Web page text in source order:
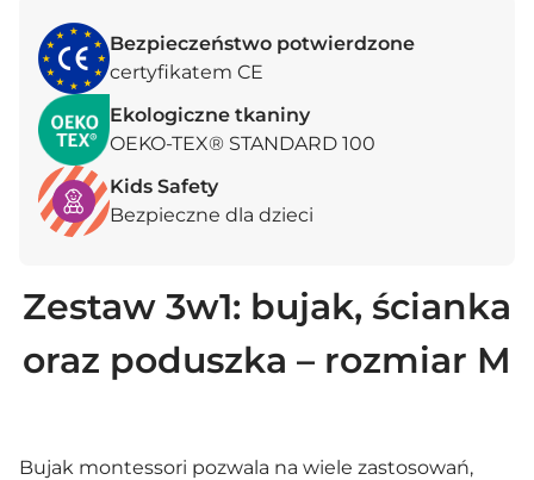
Bezpieczeństwo potwierdzone
certyfikatem CE
Ekologiczne tkaniny
OEKO-TEX® STANDARD 100
Kids Safety
Bezpieczne dla dzieci
Zestaw 3w1: bujak, ścianka
oraz poduszka – rozmiar M
Bujak montessori pozwala na wiele zastosowań,